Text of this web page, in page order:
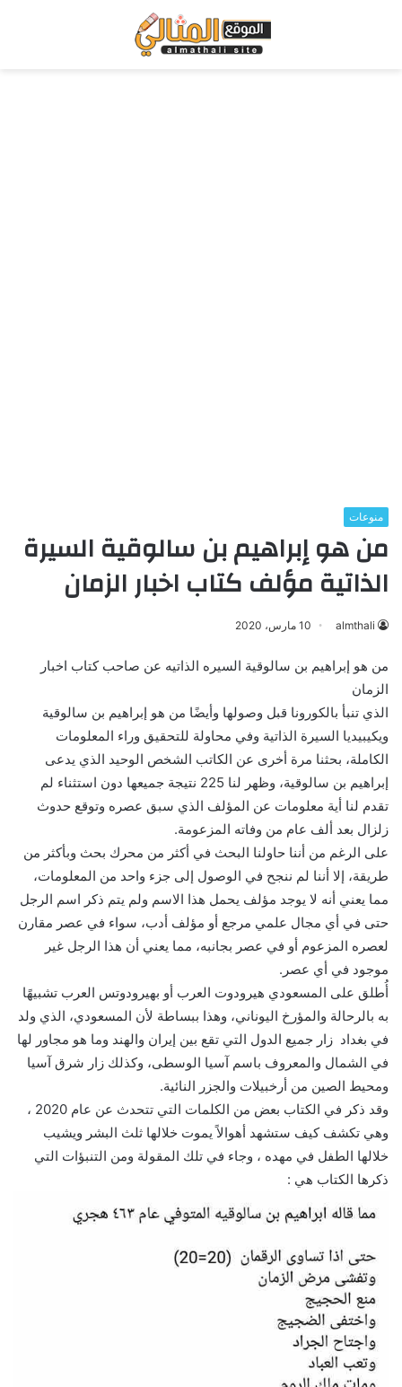
منوعات
من هو إبراهيم بن سالوقية السيرة
الذاتية مؤلف كتاب اخبار الزمان
almthali 10 مارس، 2020
من هو إبراهيم بن سالوقية السيره الذاتيه عن صاحب كتاب اخبار
الزمان
الذي تنبأ بالكورونا قبل وصولها وأيضًا من هو إبراهيم بن سالوقية
ويكيبيديا السيرة الذاتية وفي محاولة للتحقيق وراء المعلومات
الكاملة، بحثنا مرة أخرى عن الكاتب الشخص الوحيد الذي يدعى
إبراهيم بن سالوقية، وظهر لنا 225 نتيجة جميعها دون استثناء لم
تقدم لنا أية معلومات عن المؤلف الذي سبق عصره وتوقع حدوث
زلزال بعد ألف عام من وفاته المزعومة.
على الرغم من أننا حاولنا البحث في أكثر من محرك بحث وبأكثر من
طريقة، إلا أننا لم ننجح في الوصول إلى جزء واحد من المعلومات،
مما يعني أنه لا يوجد مؤلف يحمل هذا الاسم ولم يتم ذكر اسم الرجل
حتى في أي مجال علمي مرجع أو مؤلف أدب، سواء في عصر مقارن
لعصره المزعوم أو في عصر بجانبه، مما يعني أن هذا الرجل غير
موجود في أي عصر.
أُطلق على المسعودي هيرودوت العرب أو بهيرودوتس العرب تشبيهًا
به بالرحالة والمؤرخ اليوناني، وهذا ببساطة لأن المسعودي، الذي ولد
في بغداد زار جميع الدول التي تقع بين إيران والهند وما هو مجاور لها
في الشمال والمعروف باسم آسيا الوسطى، وكذلك زار شرق آسيا
ومحيط الصين من أرخبيلات والجزر النائية.
وقد ذكر في الكتاب بعض من الكلمات التي تتحدث عن عام 2020 ،
وهي تكشف كيف ستشهد أهوالاً يموت خلالها ثلث البشر ويشيب
خلالها الطفل في مهده ، وجاء في تلك المقولة ومن التنبؤات التي
ذكرها الكتاب هي :